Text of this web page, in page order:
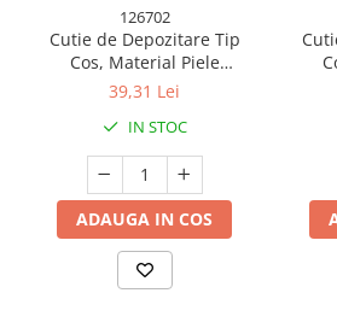
Scopul acestei cutii este de a depozita
articole diverse, îmbracaminte, haine
Se poate asambla si instala in dormitor
baie,materialul sau din tesatura permite
126702
Cutie de Depozitare Tip
Cos, Material Piele
Ecologica, Pliabila, 47x28x20
Manere, Bej
39,31 Lei
IN STOC
ADAUGA IN COS